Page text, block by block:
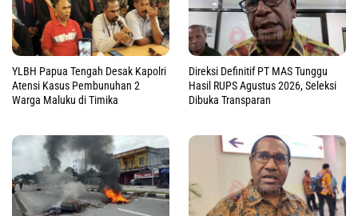
YLBH Papua Tengah Desak Kapolri
Atensi Kasus Pembunuhan 2
Warga Maluku di Timika
Direksi Definitif PT MAS Tunggu
Hasil RUPS Agustus 2026, Seleksi
Dibuka Transparan